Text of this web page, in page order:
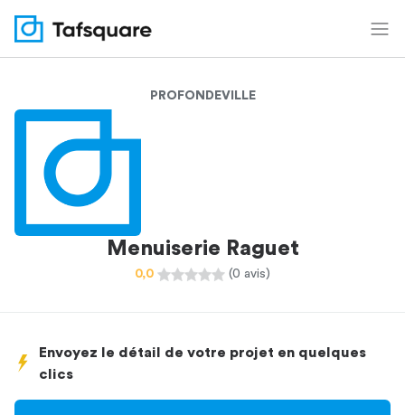
PROFONDEVILLE
Menuiserie Raguet
0,0 (0 avis)
Envoyez le détail de votre projet en quelques
clics